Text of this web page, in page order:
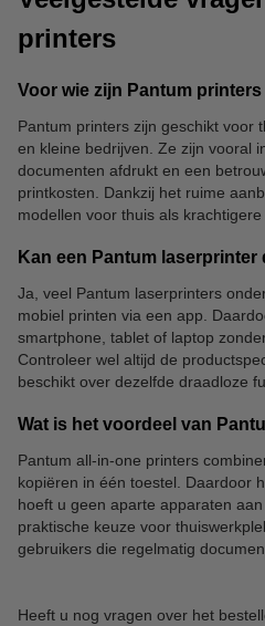
Kopieerpapier
printers
Voor wie zijn Pantum
Pantum printers zijn geschikt voor
en kleine bedrijven. Ze zijn vooral
documenten afdrukt en een
printkosten. Dankzij het ruime
modellen voor thuis als
Kan een Pantum
Ja, veel Pantum laserprinters
mobiel printen via een app.
smartphone, tablet of laptop
Controleer wel altijd de
beschikt over dezelfde draadloze
Wat is het voordeel van
Pantum all-in-one printers
kopiëren in één toestel. Daardoor
hoeft u geen aparte apparaten
praktische keuze voor
gebruikers die regelmatig
Heeft u nog vragen over het